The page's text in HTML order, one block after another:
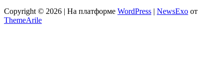
Copyright © 2026 | На платформе WordPress NewsExo от
ThemeArile